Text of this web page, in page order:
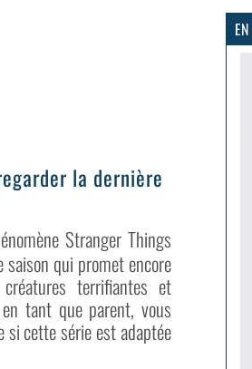
la dernière
Stranger Things
saison qui promet encore
terrifiantes et
tant que parent, vous
si cette série est adaptée